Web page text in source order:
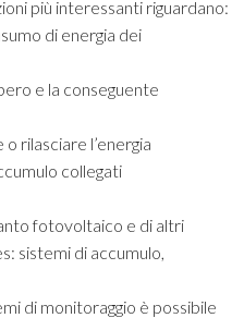
più interessanti riguardano:
di energia dei
e la conseguente
rilasciare l’energia
collegati
fotovoltaico e di altri
sistemi di accumulo,
di monitoraggio è possibile